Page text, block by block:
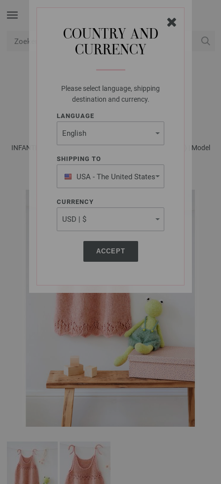
COUNTRY AND
CURRENCY
Please select language, shipping
destination and currency.
LANGUAGE
SHIPPING TO
USA - The United States
of America
CURRENCY
ACCEPT
LANA GROSSA
JURK ECOPUNO
INFANTI No. 18 - Tijdschrift (DE) + Breibeschrijvingen (NL) | Model